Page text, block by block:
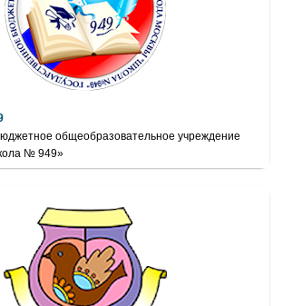
общеобразовательное учреждение
№ 949»